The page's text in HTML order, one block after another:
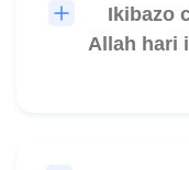
Ikibazo
Allah hari